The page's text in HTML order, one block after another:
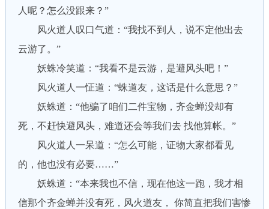
人呢？怎么没跟来？”
风火道人叹口气道：“我找不到人，说不定他出去
云游了。”
妖蛛冷笑道：“我看不是云游，是避风头吧！”
风火道人一怔道：“蛛道友，这话是什么意思？”
妖蛛道：“他骗了咱们二件宝物，齐金蝉没却有
死，不赶快避风头，难道还会等我们去 找他算帐。”
风火道人一呆道：“怎么可能，证物大家都看见
的，他也没有必要……”
妖蛛道：“本来我也不信，现在他这一跑，我才相
信那个齐金蝉并没有死，风火道友， 你简直把我们害惨